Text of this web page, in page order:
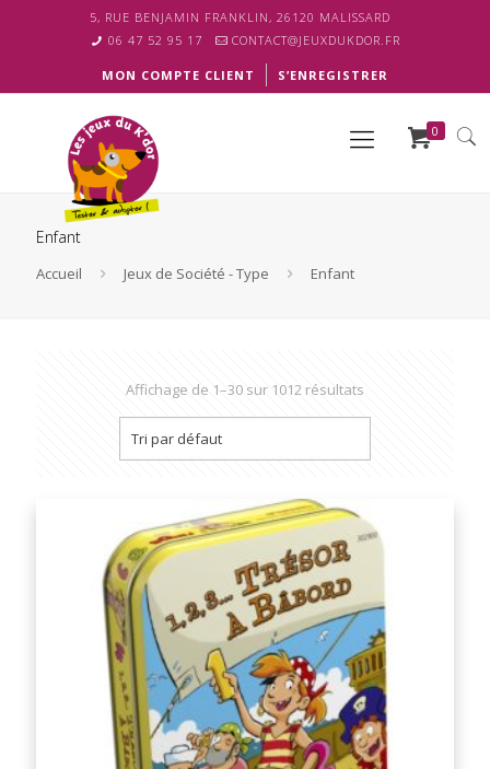
5, RUE BENJAMIN FRANKLIN, 26120 MALISSARD
06 47 52 95 17
CONTACT@JEUXDUKDOR.FR
MON COMPTE CLIENT S’ENREGISTRER
0
Enfant
Accueil Jeux de Société - Type Enfant
Affichage de 1–30 sur 1012 résultats